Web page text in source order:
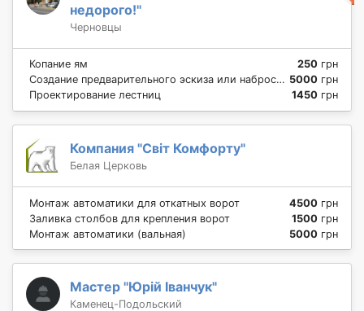
недорого!"
Черновцы
Копание ям 250 грн
Создание предварительного эскиза или наброска 5000 грн
Проектирование лестниц
1450 грн
Компания "Світ Комфорту"
Белая Церковь
Монтаж автоматики для откатных ворот 4500 грн
Заливка столбов для крепления ворот
1500 грн
Монтаж автоматики (вальная)
5000 грн
Мастер "Юрій Іванчук"
Каменец-Подольский